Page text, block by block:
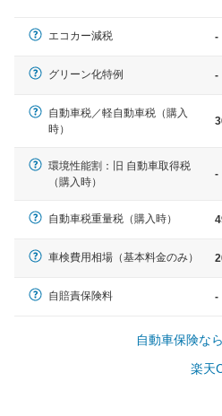
ク
エコカー減税 -
グリーン化特例 -
自動車税／軽自動車税（購入
時）
環境性能割：旧 自動車取得税
（購入時）
-
自動車税重量税（購入時）
車検費用相場（基本料金のみ）
自賠責保険料 -
自動車保険な
楽天